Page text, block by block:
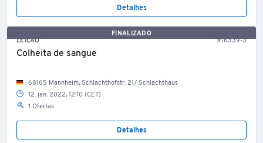
Detalhes
FINALIZADO
LEILÃO
#16339-3
Colheita de sangue
68165 Mannheim, Schlachthofstr. 21/ Schlachthaus
12. jan. 2022, 12:10 (CET)
1 Ofertas
Detalhes